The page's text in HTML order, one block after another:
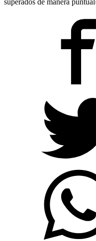
superados de manera